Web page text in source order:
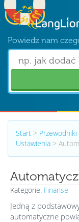
Powiedz nam
Start >
Ustawienia >
Kategorie: Finanse
Jedną z
automatyczne